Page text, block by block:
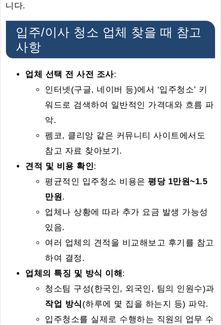
니다.
입주/이사 청소 업체 찾을 때 참고
사항
업체 선택 전 사전 조사:
인터넷(구글, 네이버 등)에서 ‘입주청소’ 키
워드로 검색하여 일반적인 가격대와 흐름 파
악.
펨코, 클리앙 같은 커뮤니티 사이트에서도
참고 자료 찾아보기.
견적 및 비용 확인:
평균적인 입주청소 비용은 평당 1만원~1.5
만원.
업체나 상황에 따라 추가 요금 발생 가능성
있음.
여러 업체의 견적을 비교해보고 후기를 참고
하여 결정.
업체의 특징 및 방식 이해 :
청소팀 구성(한국인, 외국인, 팀의 인원수)과
작업 방식 (하루에 몇 집을 하는지 등) 파악.
입주청소를 실제로 수행하는 직원의 업무 수